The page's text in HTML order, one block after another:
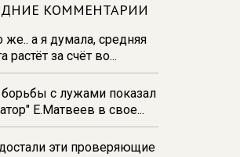
жителя
области осудили за
перевозку
капремонт дорог
на 54%
КОММЕНТАРИИ
же.. а я думала, средняя
растёт за счёт во...
с лужами показал
Е.Матвеев в свое...
эти проверяющие